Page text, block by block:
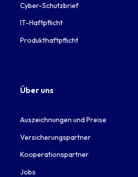
Cyber-Schutzbrief
IT-Haftpflicht
Produkthaftpflicht
Über uns
Auszeichnungen und Preise
Versicherungspartner
Kooperationspartner
Jobs